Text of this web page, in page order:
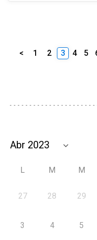
< 1 2 3 4 5
L M M
27 28 29
3 4 5